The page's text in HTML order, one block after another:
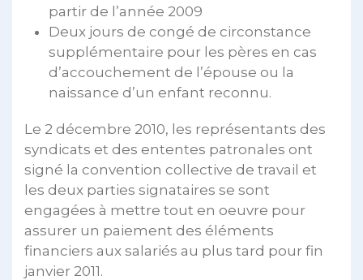
partir de l’année 2009
Deux jours de congé de circonstance
supplémentaire pour les pères en cas
d’accouchement de l’épouse ou la
naissance d’un enfant reconnu.
Le 2 décembre 2010, les représentants des
syndicats et des ententes patronales ont
signé la convention collective de travail et
les deux parties signataires se sont
engagées à mettre tout en oeuvre pour
assurer un paiement des éléments
financiers aux salariés au plus tard pour fin
janvier 2011.